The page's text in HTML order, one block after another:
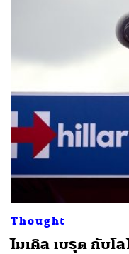
Thought
ไมเคิล เบรุต กับโ